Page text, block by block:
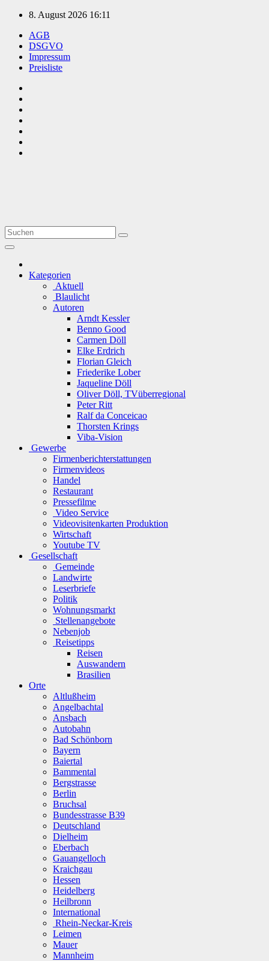
Zum
springen
8. August 2026 16:11
AGB
DSGVO
Impressum
Preisliste
Kategorien
Aktuell
Blaulicht
Autoren
Arndt Kessler
Benno Good
Carmen Döll
Elke Erdrich
Florian Gleich
Friederike Lober
Jaqueline Döll
Oliver Döll, TVüberregional
Peter Ritt
Ralf da Conceicao
Thorsten Krings
Viba-Vision
Gewerbe
Firmenberichterstattungen
Firmenvideos
Handel
Restaurant
Pressefilme
Video Service
Videovisitenkarten Produktion
Wirtschaft
Youtube TV
Gesellschaft
Gemeinde
Landwirte
Leserbriefe
Politik
Wohnungsmarkt
Stellenangebote
Nebenjob
Reisetipps
Reisen
Auswandern
Brasilien
Orte
Altlußheim
Angelbachtal
Ansbach
Autobahn
Bad Schönborn
Bayern
Baiertal
Bammental
Bergstrasse
Berlin
Bruchsal
Bundesstrasse B39
Deutschland
Dielheim
Eberbach
Gauangelloch
Kraichgau
Hessen
Heidelberg
Heilbronn
International
Rhein-Neckar-Kreis
Leimen
Mauer
Mannheim